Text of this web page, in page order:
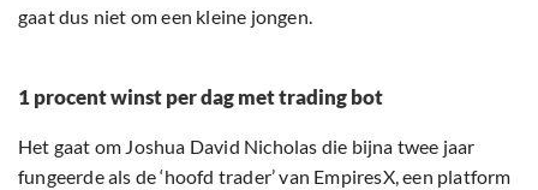
gaat dus niet om een kleine jongen.
1 procent winst per dag met trading bot
Het gaat om Joshua David Nicholas die bijna twee jaar
fungeerde als de ‘hoofd trader’ van EmpiresX, een platform